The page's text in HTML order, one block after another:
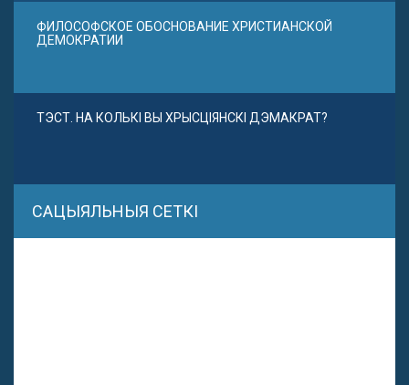
ФИЛОСОФСКОЕ ОБОСНОВАНИЕ ХРИСТИАНСКОЙ
ДЕМОКРАТИИ
ТЭСТ. НА КОЛЬКІ ВЫ ХРЫСЦІЯНСКІ ДЭМАКРАТ?
САЦЫЯЛЬНЫЯ СЕТКІ